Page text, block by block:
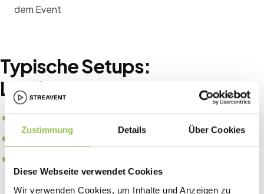
Zustimmung Details Über Cookies
Diese Webseite verwendet Cookies
Wir verwenden Cookies, um Inhalte und Anzeigen zu
dem Event
Typische Setups:
Leadgenerierung
Lead-Retrieval-Scanner an Aussteller-CRM-Konten
Halleneinteilung mit Traffic-Zonen für Standpreise
innerhalb von 48 Stunden